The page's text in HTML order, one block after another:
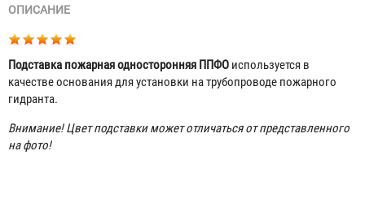
ОПИСАНИЕ
Подставка пожарная односторонняя ППФО используется в
качестве основания для установки на трубопроводе пожарного
гидранта.
Внимание! Цвет подставки может отличаться от представленного
на фото!